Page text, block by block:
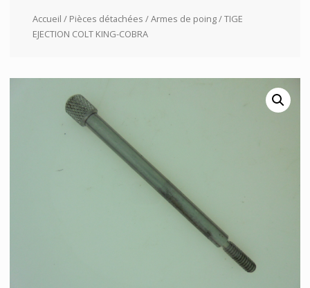
Accueil / Pièces détachées /Armes de poing/ TIGE
EJECTION COLT KING-COBRA